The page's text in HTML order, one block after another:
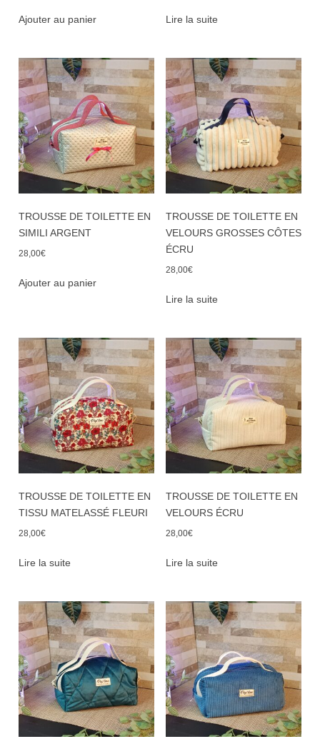
Ajouter au panier Lire la suite
TROUSSE DE TOILETTE EN
SIMILI ARGENT
28,00€
Ajouter au panier
TROUSSE DE TOILETTE EN
VELOURS GROSSES CÔTES
ÉCRU
28,00€
Lire la suite
TROUSSE DE TOILETTE EN
TISSU MATELASSÉ FLEURI
28,00€
Lire la suite
TROUSSE DE TOILETTE EN
VELOURS ÉCRU
28,00€
Lire la suite